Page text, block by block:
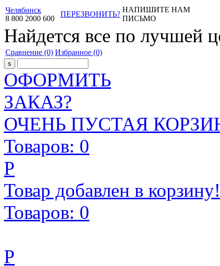
Челябинск
8 800 2000 600
ПЕРЕЗВОНИТЬ?
НАПИШИТЕ НАМ
ПИСЬМО
Найдется все по лучшей
Сравнение (0) Избранное (0)
ОФОРМИТЬ
ЗАКАЗ?
ОЧЕНЬ ПУСТАЯ
Товаров: 0
Р
Товар добавлен в корзину!
Товаров: 0
Р